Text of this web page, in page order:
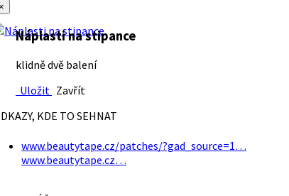
Náplasti na stipance
klidně dvě balení
Uložit Zavřít
KDE TO SEHNAT
www.beautytape.cz/patches/?gad_source=1…
www.beautytape.cz…